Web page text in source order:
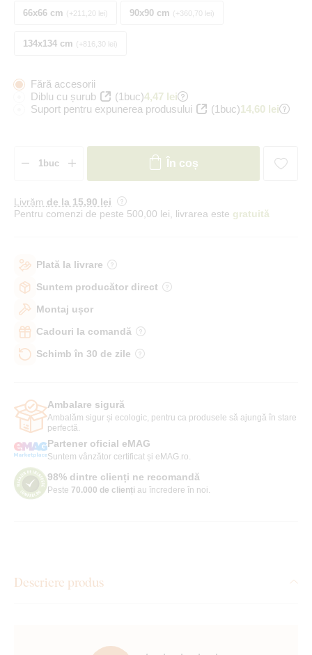
66x66 cm +211,20 lei 90x90 cm +360,70 lei
134x134 cm +816,30 lei
Fără accesorii
Diblu cu șurub
(1buc)4,47 lei
Suport pentru expunerea produsului
(1buc)14,60 lei
În coș
Livrăm de la 15,90 lei
Pentru comenzi de peste 500,00 lei, livrarea este gratuită
Plată la livrare
Suntem producător direct
Montaj ușor
Cadouri la comandă
Schimb în 30 de zile
Ambalare sigură
Ambalăm sigur și ecologic, pentru ca produsele să ajungă în stare
perfectă.
Partener oficial eMAG
Suntem vânzător certificat și eMAG.ro.
98% dintre clienți ne recomandă
Peste 70.000 de clienți au încredere în noi.
Descriere produs